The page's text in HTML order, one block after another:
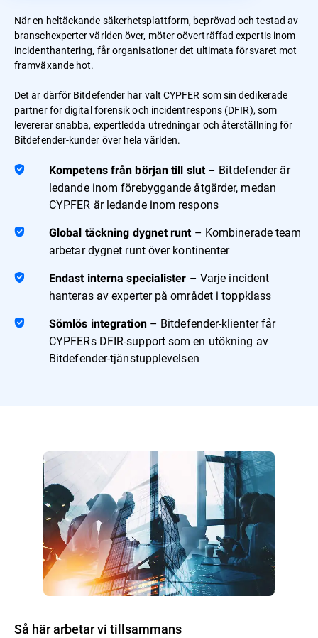
När en heltäckande säkerhetsplattform, beprövad och testad av
branschexperter världen över, möter oöverträffad expertis inom
incidenthantering, får organisationer det ultimata försvaret mot
framväxande hot.
Det är därför Bitdefender har valt CYPFER som sin dedikerade
partner för digital forensik och incidentrespons (DFIR), som
levererar snabba, expertledda utredningar och återställning för
Bitdefender-kunder över hela världen.
Kompetens från början till slut– Bitdefender är
ledande inom förebyggande åtgärder, medan
CYPFER är ledande inom respons
Global täckning dygnet runt – Kombinerade team
arbetar dygnet runt över kontinenter
Endast interna specialister – Varje incident
hanteras av experter på området i toppklass
Sömlös integration– Bitdefender-klienter får
CYPFERs DFIR-support som en utökning av
Bitdefender-tjänstupplevelsen
Så här arbetar vi tillsammans